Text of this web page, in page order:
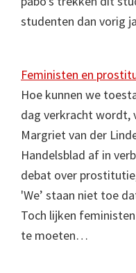
studenten dan vorig
Feministen en
Hoe kunnen we
dag verkracht wordt,
Margriet van der
Handelsblad af in
debat over
'We’ staan niet toe
Toch lijken
te moeten…